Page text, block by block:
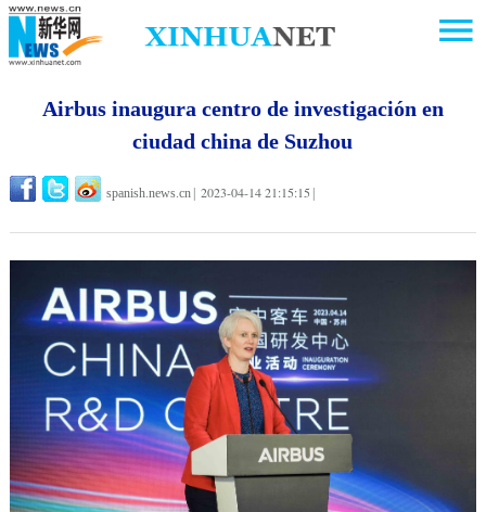
Airbus inaugura centro de investigación en
ciudad china de Suzhou
spanish.news.cn 2023-04-14 21:15:15